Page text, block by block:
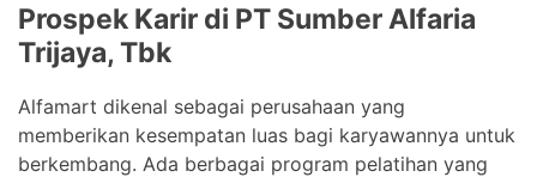
Prospek Karir di PT Sumber Alfaria
Trijaya, Tbk
Alfamart dikenal sebagai perusahaan yang
memberikan kesempatan luas bagi karyawannya untuk
berkembang. Ada berbagai program pelatihan yang